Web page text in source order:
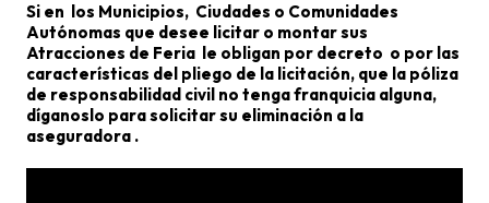
Si en los Municipios, Ciudades o Comunidades
Autónomas que desee licitar o montar sus
Atracciones de Feria le obligan por decreto o por las
características del pliego de la licitación, que la póliza
de responsabilidad civil no tenga franquicia alguna,
díganoslo para solicitar su eliminación a la
aseguradora .